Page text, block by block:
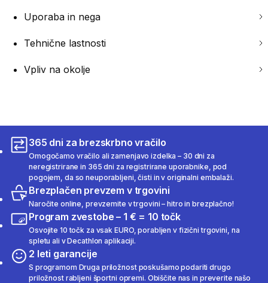
Uporaba in nega
Tehnične lastnosti
Vpliv na okolje
365 dni za brezskrbno vračilo
Omogočamo vračilo ali zamenjavo izdelka – 30 dni za
neregistrirane in 365 dni za registrirane uporabnike, pod
pogojem, da so neuporabljeni, čisti in v originalni embalaži.
Brezplačen prevzem v trgovini
Naročite online, prevzemite v trgovini – hitro in brezplačno!
Program zvestobe – 1 € = 10 točk
Osvojite 10 točk za vsak EURO, porabljen v fizični trgovini, na
spletu ali v Decathlon aplikaciji.
2 leti garancije
S programom Druga priložnost poskušamo podariti drugo
priložnost rabljeni športni opremi. Obiščite nas in preverite našo